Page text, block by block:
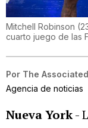
Mitchell Robinson
cuarto juego de las
Por The
Agencia de noticias
Nueva York-